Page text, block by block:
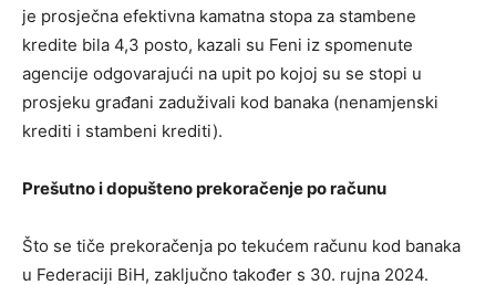
je prosječna efektivna kamatna stopa za stambene
kredite bila 4,3 posto, kazali su Feni iz spomenute
agencije odgovarajući na upit po kojoj su se stopi u
prosjeku građani zaduživali kod banaka (nenamjenski
krediti i stambeni krediti).
Prešutno i dopušteno prekoračenje po računu
Što se tiče prekoračenja po tekućem računu kod banaka
u Federaciji BiH, zaključno također s 30. rujna 2024.